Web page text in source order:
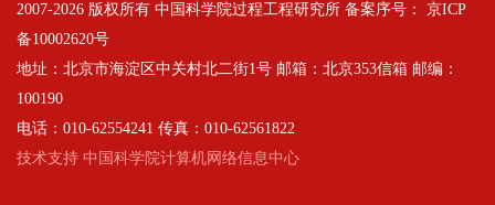
2007-2026 版权所有 中国科学院过程工程研究所 备案序号： 京ICP
备10002620号
地址：北京市海淀区中关村北二街1号 邮箱：北京353信箱 邮编：
100190
电话：010-62554241 传真：010-62561822
技术支持 中国科学院计算机网络信息中心